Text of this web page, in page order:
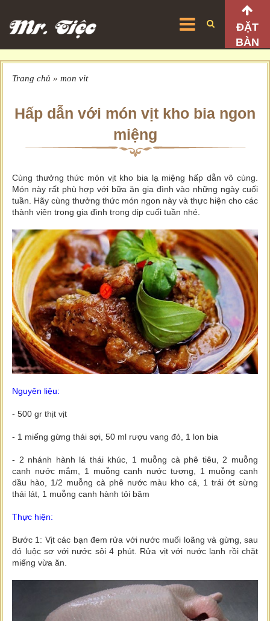
ĐẶT
BÀN
Trang chủ » mon vit
Hấp dẫn với món vịt kho bia ngon
miệng
Cùng thưởng thức món vịt kho bia lạ miệng hấp dẫn vô cùng.
Món này rất phù hợp với bữa ăn gia đình vào những ngày cuối
tuần. Hãy cùng thưởng thức món ngon này và thực hiện cho các
thành viên trong gia đình trong dịp cuối tuần nhé.
Nguyên liệu:
- 500 gr thịt vịt
- 1 miếng gừng thái sợi, 50 ml rượu vang đỏ, 1 lon bia
- 2 nhánh hành lá thái khúc, 1 muỗng cà phê tiêu, 2 muỗng
canh nước mắm, 1 muỗng canh nước tương, 1 muỗng canh
dầu hào, 1/2 muỗng cà phê nước màu kho cá, 1 trái ớt sừng
thái lát, 1 muỗng canh hành tỏi băm
Thực hiện:
Bước 1: Vịt các bạn đem rửa với nước muối loãng và gừng, sau
đó luộc sơ với nước sôi 4 phút. Rửa vịt với nước lạnh rồi chặt
miếng vừa ăn.